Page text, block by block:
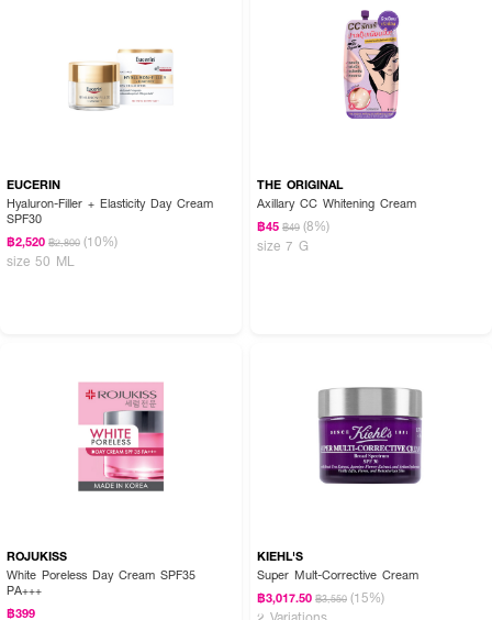
EUCERIN
Hyaluron-Filler + Elasticity Day Cream
SPF30
฿2,520 ฿2,800 (10%)
size 50 ML
THE ORIGINAL
Axillary CC Whitening Cream
฿45 ฿49 (8%)
size 7 G
ROJUKISS
White Poreless Day Cream SPF35
PA+++
฿399
KIEHL'S
Super Mult-Corrective Cream
฿3,017.50 ฿3,550 (15%)
2 Variations